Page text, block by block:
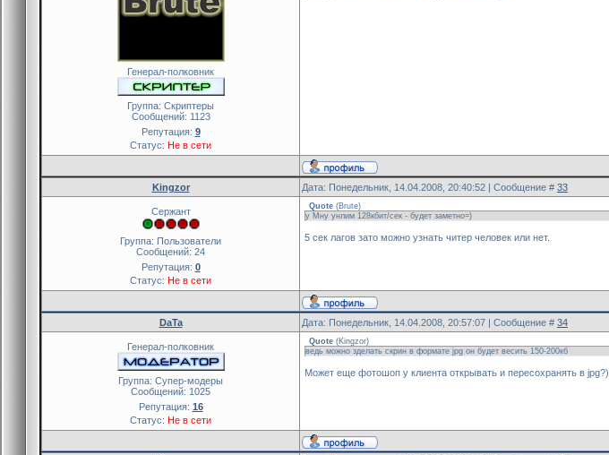
Генерал-полковник
Группа: Скриптеры
Сообщений: 1123
Репутация: 9
Статус: Не в сети
Kingzor Дата: Понедельник, 14.04.2008, 20:40:52 | Сообщение # 33
Сержант
Группа: Пользователи
Сообщений: 24
Репутация: 0
Статус: Не в сети
Quote (Brute)
у Мну унлим 128кбит/сек - будет заметно=)
5 сек лагов зато можно узнать читер человек или нет.
DaTa Дата: Понедельник, 14.04.2008, 20:57:07 | Сообщение # 34
Генерал-полковник
Группа: Cупер-модеры
Сообщений: 1025
Репутация: 16
Статус: Не в сети
Quote (Kingzor)
ведь можно зделать скрин в формате jpg он будет весить 150-200кб
Может еще фотошоп у клиента открывать и пересохранять в jpg?)